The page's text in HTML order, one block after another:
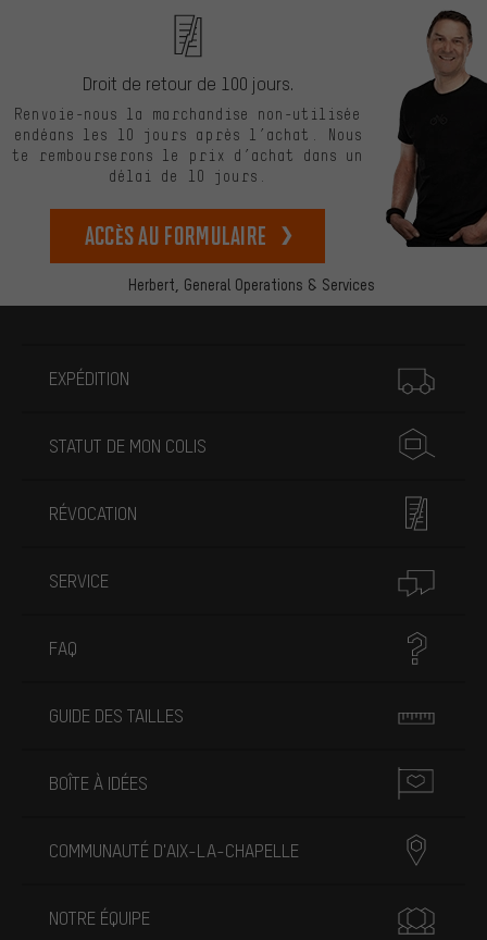
Herbert, General Operations & Services
Droit de retour de 100 jours.
Renvoie-nous la marchandise non-utilisée
endéans les 10 jours après l’achat. Nous
te rembourserons le prix d’achat dans un
délai de 10 jours.
Accès au formulaire
EXPÉDITION
STATUT DE MON COLIS
RÉVOCATION
SERVICE
FAQ
GUIDE DES TAILLES
BOÎTE À IDÉES
COMMUNAUTÉ D'AIX-LA-CHAPELLE
NOTRE ÉQUIPE